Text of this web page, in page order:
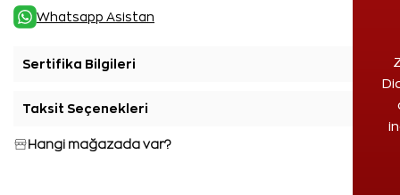
Whatsapp Asistan
Sertifika Bilgileri
Taksit Seçenekleri
Hangi mağazada var?